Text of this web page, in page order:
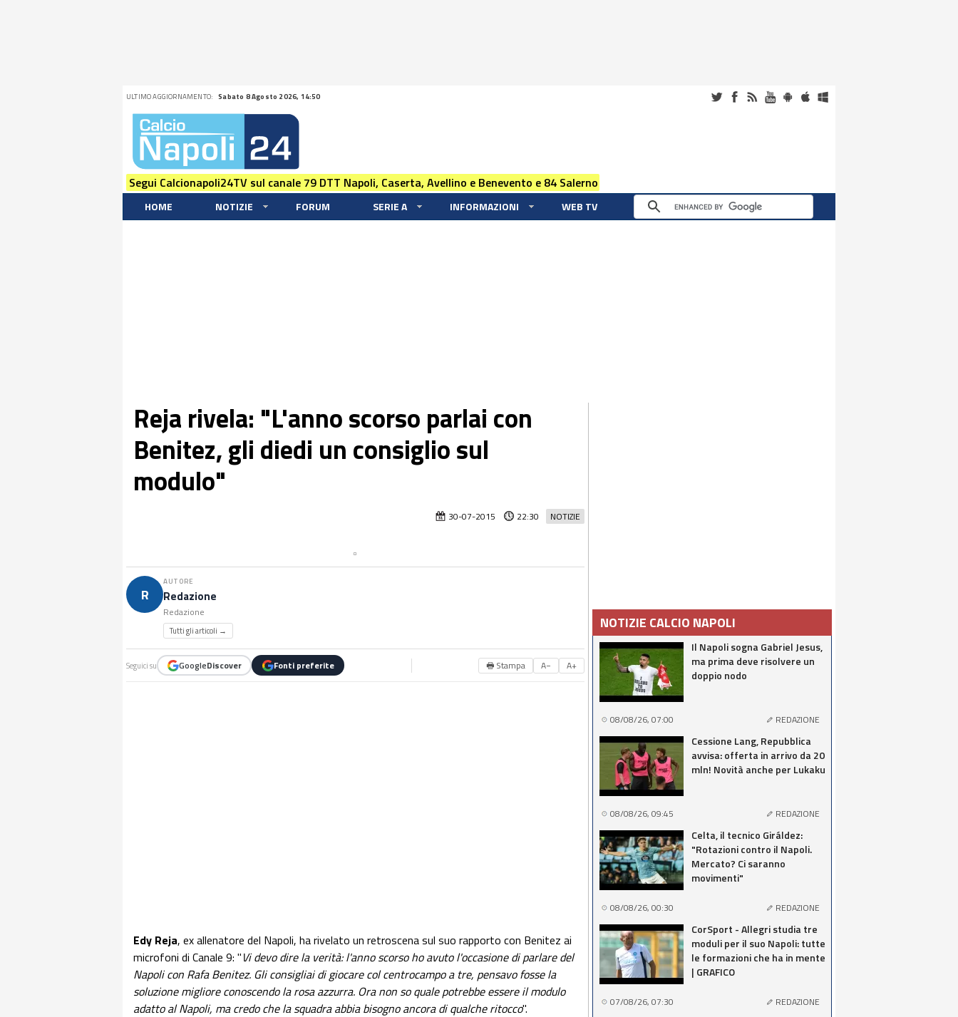
ULTIMO AGGIORNAMENTO: Sabato 8 Agosto 2026, 14:50
Segui Calcionapoli24TV sul canale 79 DTT Napoli, Caserta, Avellino e Benevento e 84 Salerno
HOME NOTIZIE FORUM SERIE A INFORMAZIONI WEB TV
Reja rivela: "L'anno scorso parlai con
Benitez, gli diedi un consiglio sul
modulo"
NOTIZIE
30-07-2015 22:30
R
AUTORE
Redazione
Redazione
Tutti gli articoli →
Seguici su GoogleDiscover Fonti preferite 🖶 Stampa A− A+
Edy Reja, ex allenatore del Napoli, ha rivelato un retroscena sul suo rapporto con Benitez ai
microfoni di Canale 9: "Vi devo dire la verità: l'anno scorso ho avuto l'occasione di parlare del
Napoli con Rafa Benitez. Gli consigliai di giocare col centrocampo a tre, pensavo fosse la
soluzione migliore conoscendo la rosa azzurra. Ora non so quale potrebbe essere il modulo
adatto al Napoli, ma credo che la squadra abbia bisogno ancora di qualche ritocco".
NOTIZIE CALCIO NAPOLI
Il Napoli sogna Gabriel Jesus,
ma prima deve risolvere un
doppio nodo
08/08/26, 07:00 REDAZIONE
Cessione Lang, Repubblica
avvisa: offerta in arrivo da 20
mln! Novità anche per Lukaku
08/08/26, 09:45 REDAZIONE
Celta, il tecnico Giráldez:
"Rotazioni contro il Napoli.
Mercato? Ci saranno
movimenti"
08/08/26, 00:30 REDAZIONE
CorSport - Allegri studia tre
moduli per il suo Napoli: tutte
le formazioni che ha in mente
| GRAFICO
07/08/26, 07:30 REDAZIONE